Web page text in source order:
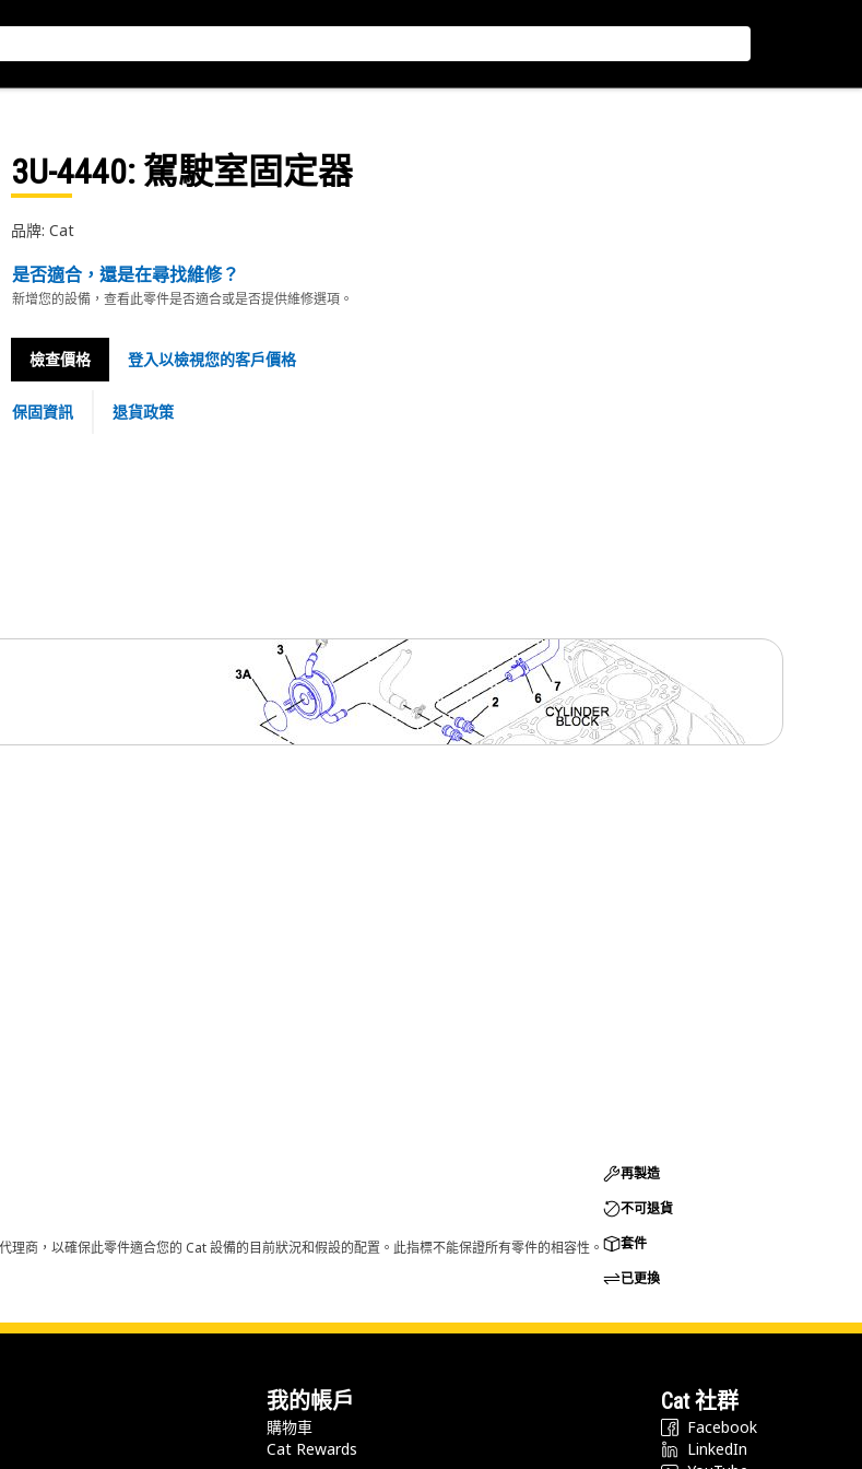
3U-4440: 駕駛室固定器
品牌: Cat
是否適合，還是在尋找維修？
新增您的設備，查看此零件是否適合或是否提供維修選項。
檢查價格 登入以檢視您的客戶價格
保固資訊 退貨政策
商，以確保此零件適合您的 Cat 設備的目前狀況和假設的配置。此指標不能保證所有零件的相容性。
再製造
不可退貨
套件
已更換
我的帳戶
購物車
Cat Rewards
Cat 社群
Facebook
LinkedIn